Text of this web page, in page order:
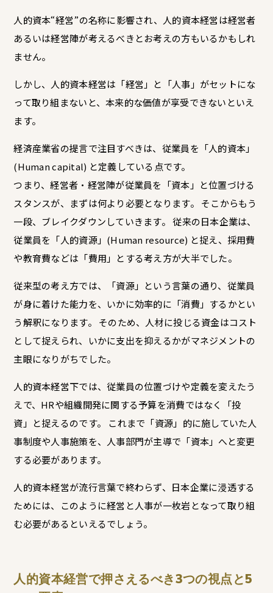
人的資本“経営”の名称に影響され、人的資本経営は経営者
あるいは経営陣が考えるべきとお考えの方もいるかもしれ
ません。
しかし、人的資本経営は「経営」と「人事」がセットにな
って取り組まないと、本来的な価値が享受できないといえ
ます。
経済産業省の提言で注目すべきは、従業員を「人的資本」
(Human capital) と定義している点です。
つまり、経営者・経営陣が従業員を「資本」と位置づける
スタンスが、まずは何より必要となります。 そこからもう
一段、ブレイクダウンしていきます。 従来の日本企業は、
従業員を「人的資源」(Human resource) と捉え、採用費
や教育費などは「費用」とする考え方が大半でした。
従来型の考え方では、「資源」という言葉の通り、従業員
が身に着けた能力を、いかに効率的に「消費」するかとい
う解釈になります。 そのため、人材に投じる資金はコスト
として捉えられ、いかに支出を抑えるかがマネジメントの
主眼になりがちでした。
人的資本経営下では、従業員の位置づけや定義を変えたう
えで、HRや組織開発に関する予算を消費ではなく「投
資」と捉えるのです。 これまで「資源」的に施していた人
事制度や人事施策を、人事部門が主導で「資本」へと変更
する必要があります。
人的資本経営が流行言葉で終わらず、日本企業に浸透する
ためには、このように経営と人事が一枚岩となって取り組
む必要があるといえるでしょう。
人的資本経営で押さえるべき3つの視点と5